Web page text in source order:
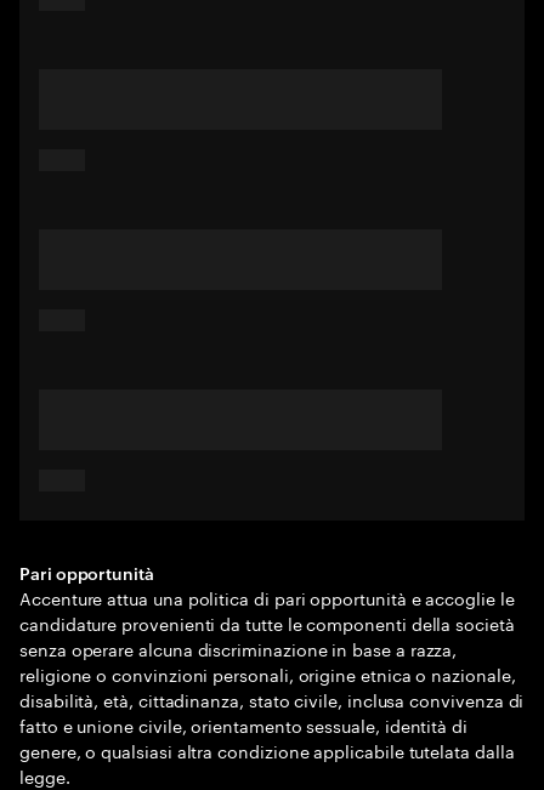
Pari opportunità
Accenture attua una politica di pari opportunità e accoglie le
candidature provenienti da tutte le componenti della società
senza operare alcuna discriminazione in base a razza,
religione o convinzioni personali, origine etnica o nazionale,
disabilità, età, cittadinanza, stato civile, inclusa convivenza di
fatto e unione civile, orientamento sessuale, identità di
genere, o qualsiasi altra condizione applicabile tutelata dalla
legge.